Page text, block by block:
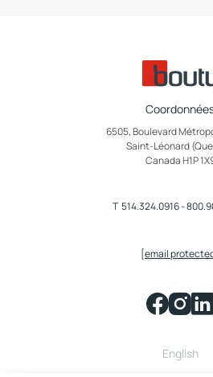
6505, Boulevard
Saint-Léonard
Canada H1P
T 514.324.0916-
[email
English